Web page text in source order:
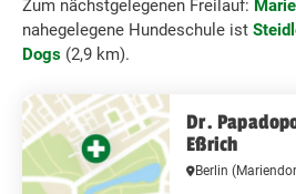
Zum nächstgelegenen Freilauf:
nahegelegene Hundeschule ist
Dogs (2,9 km).
Dr.
Eßrich
Berlin